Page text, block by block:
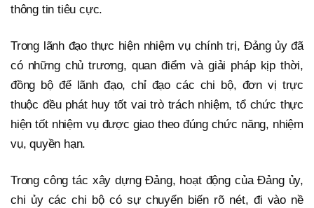
thông tin tiêu cực.
Trong lãnh đạo thực hiện nhiệm vụ chính trị, Đảng ủy đã
có những chủ trương, quan điểm và giải pháp kịp thời,
đồng bộ để lãnh đạo, chỉ đạo các chi bộ, đơn vị trực
thuộc đều phát huy tốt vai trò trách nhiệm, tổ chức thực
hiện tốt nhiệm vụ được giao theo đúng chức năng, nhiệm
vụ, quyền hạn.
Trong công tác xây dựng Đảng, hoạt động của Đảng ủy,
chi ủy các chi bộ có sự chuyển biến rõ nét, đi vào nề